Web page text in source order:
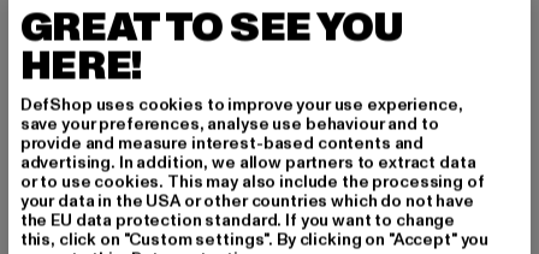
URBAN CLASSICS
Basic
19,99 EURAktionspreis: 19,99 EUR
URBAN CLASSICS
Heavy Oversized
22,99 EURAktionspreis:
GREAT TO SEE YOU
HERE!
DefShop uses cookies to improve your use experience,
save your preferences, analyse use behaviour and to
provide and measure interest-based contents and
advertising. In addition, we allow partners to extract data
or to use cookies. This may also include the processing of
your data in the USA or other countries which do not have
the EU data protection standard. If you want to change
this, click on "Custom settings". By clicking on "Accept" you